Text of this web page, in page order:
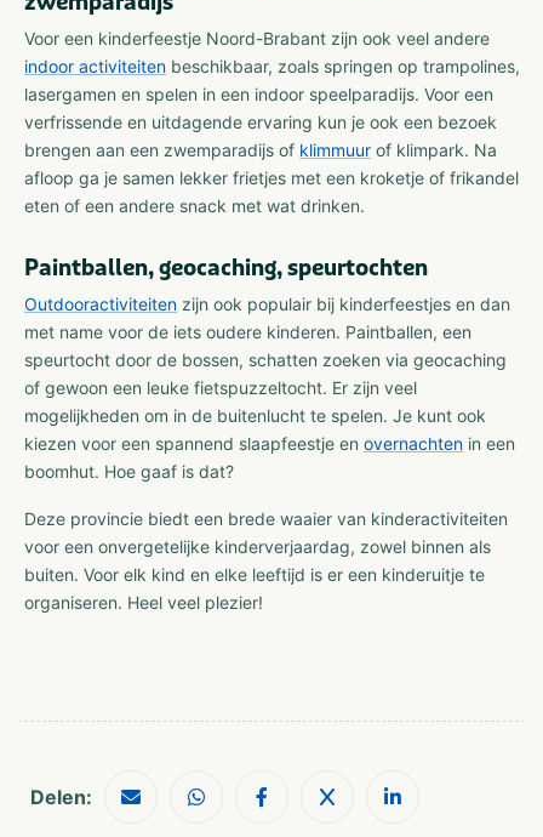
Voor een kinderfeestje Noord-Brabant zijn ook veel andere
indoor activiteiten beschikbaar, zoals springen op trampolines,
lasergamen en spelen in een indoor speelparadijs. Voor een
verfrissende en uitdagende ervaring kun je ook een bezoek
brengen aan een zwemparadijs of klimmuur of klimpark. Na
afloop ga je samen lekker frietjes met een kroketje of frikandel
eten of een andere snack met wat drinken.
Paintballen, geocaching, speurtochten
Outdooractiviteiten zijn ook populair bij kinderfeestjes en dan
met name voor de iets oudere kinderen. Paintballen, een
speurtocht door de bossen, schatten zoeken via geocaching
of gewoon een leuke fietspuzzeltocht. Er zijn veel
mogelijkheden om in de buitenlucht te spelen. Je kunt ook
kiezen voor een spannend slaapfeestje en overnachten in een
boomhut. Hoe gaaf is dat?
Deze provincie biedt een brede waaier van kinderactiviteiten
voor een onvergetelijke kinderverjaardag, zowel binnen als
buiten. Voor elk kind en elke leeftijd is er een kinderuitje te
organiseren. Heel veel plezier!
Delen: